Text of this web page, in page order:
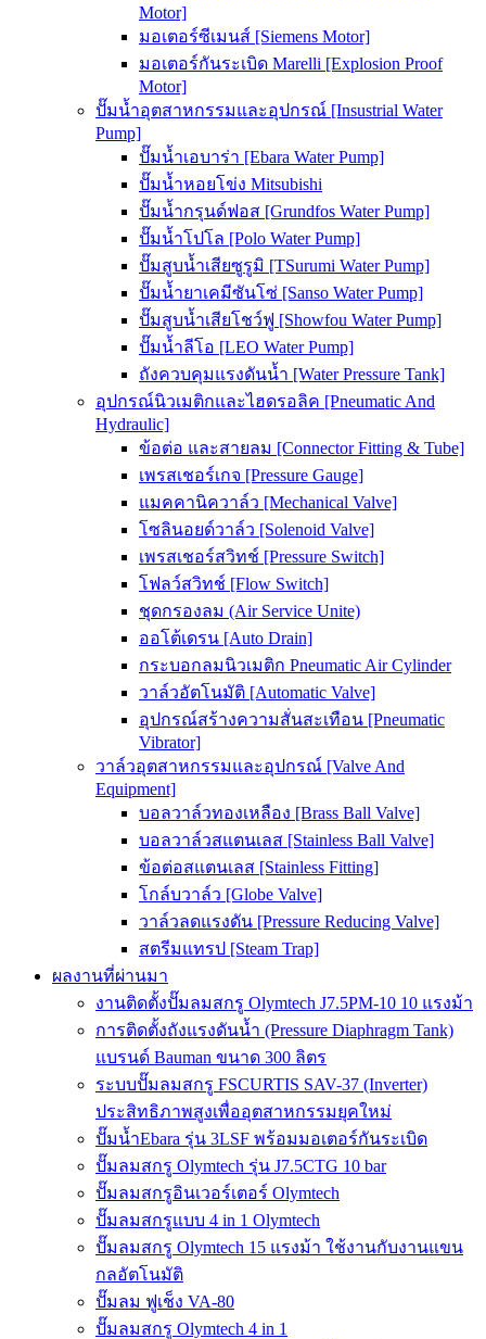
Motor]
มอเตอร์ซีเมนส์ [Siemens Motor]
มอเตอร์กันระเบิด Marelli [Explosion Proof
Motor]
ปั๊มน้ำอุตสาหกรรมและอุปกรณ์ [Insustrial Water
Pump]
ปั๊มน้ำเอบาร่า [Ebara Water Pump]
ปั๊มน้ำหอยโข่ง Mitsubishi
ปั๊มน้ำกรุนด์ฟอส [Grundfos Water Pump]
ปั๊มน้ำโปโล [Polo Water Pump]
ปั๊มสูบน้ำเสียซูรูมิ [TSurumi Water Pump]
ปั๊มน้ำยาเคมีซันโซ่ [Sanso Water Pump]
ปั๊มสูบน้ำเสียโชว์ฟู [Showfou Water Pump]
ปั๊มน้ำลีโอ [LEO Water Pump]
ถังควบคุมแรงดันน้ำ [Water Pressure Tank]
อุปกรณ์นิวเมติกและไฮดรอลิค [Pneumatic And
Hydraulic]
ข้อต่อ และสายลม [Connector Fitting & Tube]
เพรสเชอร์เกจ [Pressure Gauge]
แมคคานิควาล์ว [Mechanical Valve]
โซลินอยด์วาล์ว [Solenoid Valve]
เพรสเชอร์สวิทช์ [Pressure Switch]
โฟลว์สวิทช์ [Flow Switch]
ชุดกรองลม (Air Service Unite)
ออโต้เดรน [Auto Drain]
กระบอกลมนิวเมติก Pneumatic Air Cylinder
วาล์วอัตโนมัติ [Automatic Valve]
อุปกรณ์สร้างความสั่นสะเทือน [Pneumatic
Vibrator]
วาล์วอุตสาหกรรมและอุปกรณ์ [Valve And
Equipment]
บอลวาล์วทองเหลือง [Brass Ball Valve]
บอลวาล์วสแตนเลส [Stainless Ball Valve]
ข้อต่อสแตนเลส [Stainless Fitting]
โกล์บวาล์ว [Globe Valve]
วาล์วลดแรงดัน [Pressure Reducing Valve]
สตรีมแทรป [Steam Trap]
ผลงานที่ผ่านมา
งานติดตั้งปั๊มลมสกรู Olymtech J7.5PM-10 10 แรงม้า
การติดตั้งถังแรงดันน้ำ (Pressure Diaphragm Tank)
แบรนด์ Bauman ขนาด 300 ลิตร
ระบบปั๊มลมสกรู FSCURTIS SAV-37 (Inverter)
ประสิทธิภาพสูงเพื่ออุตสาหกรรมยุคใหม่
ปั๊มน้ำEbara รุ่น 3LSF พร้อมมอเตอร์กันระเบิด
ปั๊มลมสกรู Olymtech รุ่น J7.5CTG 10 bar
ปั๊มลมสกรูอินเวอร์เตอร์ Olymtech
ปั๊มลมสกรูแบบ 4 in 1 Olymtech
ปั๊มลมสกรู Olymtech 15 แรงม้า ใช้งานกับงานแขน
กลอัตโนมัติ
ปั๊มลม ฟูเช็ง VA-80
ปั๊มลมสกรู Olymtech 4 in 1